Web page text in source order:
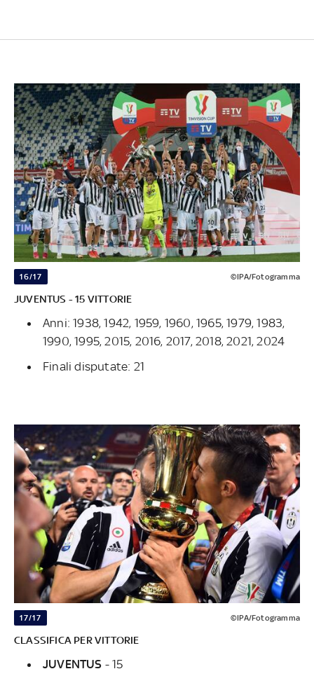
16/17 ©IPA/Fotogramma
JUVENTUS - 15 VITTORIE
Anni: 1938, 1942, 1959, 1960, 1965, 1979, 1983,
1990, 1995, 2015, 2016, 2017, 2018, 2021, 2024
Finali disputate: 21
17/17 ©IPA/Fotogramma
CLASSIFICA PER VITTORIE
JUVENTUS - 15